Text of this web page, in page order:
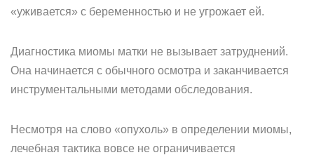
«уживается» с беременностью и не угрожает ей.
Диагностика миомы матки не вызывает затруднений.
Она начинается с обычного осмотра и заканчивается
инструментальными методами обследования.
Несмотря на слово «опухоль» в определении миомы,
лечебная тактика вовсе не ограничивается